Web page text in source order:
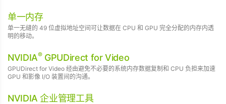
单一内存
单一无缝的 49 位虚拟地址空间可让数据在 CPU 和 GPU 完全分配的内存内透
明的移动。
NVIDIA®GPUDirect for Video
GPUDirect for Video 经由避免不必要的系统内存数据复制和 CPU 负担来加速
GPU 和影像 I/O 装置间的沟通。
NVIDIA 企业管理工具